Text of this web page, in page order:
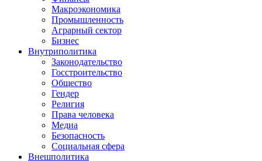
Макроэкономика
Промышленность
Аграрный сектор
Бизнес
Внутриполитика
Законодательство
Госстроительство
Общество
Гендер
Религия
Права человека
Медиа
Безопасность
Социальная сфера
Внешполитика